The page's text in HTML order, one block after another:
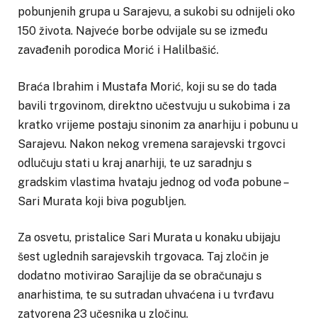
pobunjenih grupa u Sarajevu, a sukobi su odnijeli oko
150 života. Najveće borbe odvijale su se između
zavađenih porodica Morić i Halilbašić.
Braća Ibrahim i Mustafa Morić, koji su se do tada
bavili trgovinom, direktno učestvuju u sukobima i za
kratko vrijeme postaju sinonim za anarhiju i pobunu u
Sarajevu. Nakon nekog vremena sarajevski trgovci
odlučuju stati u kraj anarhiji, te uz saradnju s
gradskim vlastima hvataju jednog od vođa pobune –
Sari Murata koji biva pogubljen.
Za osvetu, pristalice Sari Murata u konaku ubijaju
šest uglednih sarajevskih trgovaca. Taj zločin je
dodatno motivirao Sarajlije da se obračunaju s
anarhistima, te su sutradan uhvaćena i u tvrđavu
zatvorena 23 učesnika u zločinu.